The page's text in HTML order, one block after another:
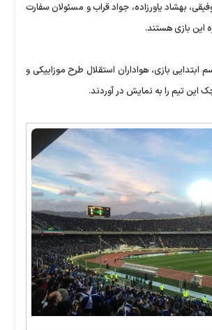
بهشاد یاورزاده، جواد قراب و مسئولان سفارت
این بازی هستند.
ابتدایی بازی، هواداران استقلال طرح موزاییکی و
این تیم را به نمایش در آوردند.